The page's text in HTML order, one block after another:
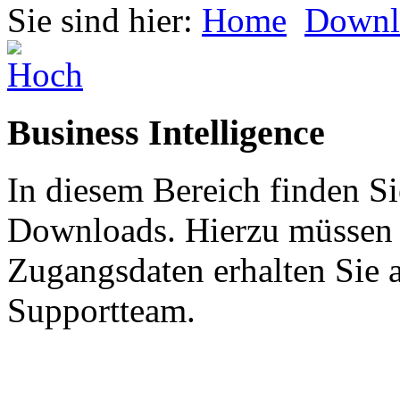
Sie sind hier: Home
Business Intelligence
In diesem Bereich finden
Downloads. Hierzu
Zugangsdaten erhalten Sie
Supportteam.